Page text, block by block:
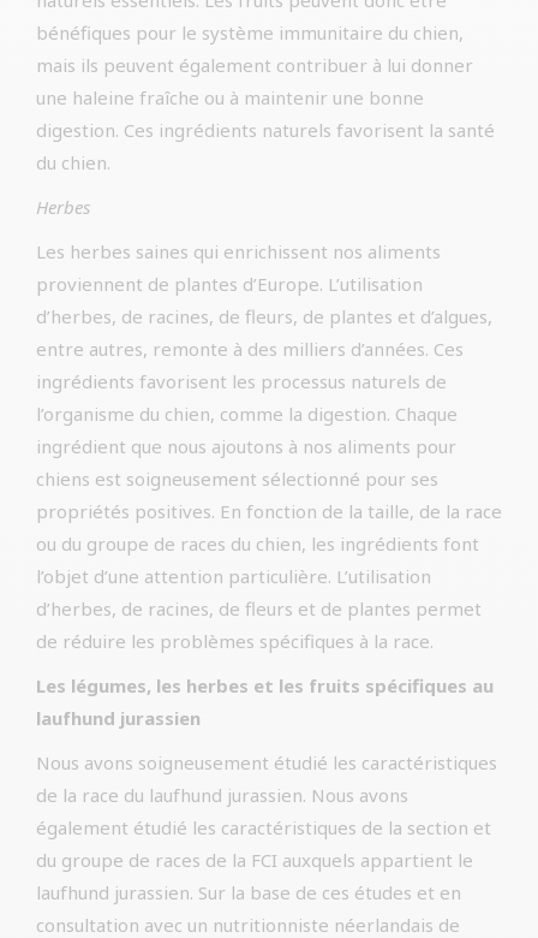
bénéfiques pour le système immunitaire du chien,
mais ils peuvent également contribuer à lui donner
une haleine fraîche ou à maintenir une bonne
digestion. Ces ingrédients naturels favorisent la santé
du chien.
Herbes
Les herbes saines qui enrichissent nos aliments
proviennent de plantes d’Europe. L’utilisation
d’herbes, de racines, de fleurs, de plantes et d’algues,
entre autres, remonte à des milliers d’années. Ces
ingrédients favorisent les processus naturels de
l’organisme du chien, comme la digestion. Chaque
ingrédient que nous ajoutons à nos aliments pour
chiens est soigneusement sélectionné pour ses
propriétés positives. En fonction de la taille, de la race
ou du groupe de races du chien, les ingrédients font
l’objet d’une attention particulière. L’utilisation
d’herbes, de racines, de fleurs et de plantes permet
de réduire les problèmes spécifiques à la race.
Les légumes, les herbes et les fruits spécifiques au
laufhund jurassien
Nous avons soigneusement étudié les caractéristiques
de la race du laufhund jurassien. Nous avons
également étudié les caractéristiques de la section et
du groupe de races de la FCI auxquels appartient le
laufhund jurassien. Sur la base de ces études et en
consultation avec un nutritionniste néerlandais de